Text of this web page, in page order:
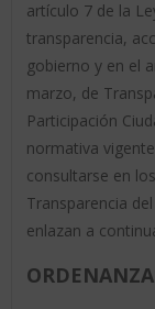
artículo 7 de la
transparencia,
gobierno y en el
marzo, de
Participación
normativa
consultarse en
Transparencia
enlazan a